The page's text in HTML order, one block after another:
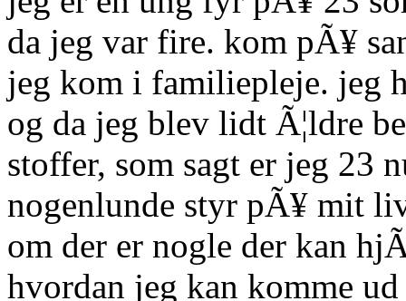
da jeg var fire. kom pÃ¥
jeg kom i familiepleje. jeg
og da jeg blev lidt Ã¦ldre
stoffer, som sagt er jeg 23
nogenlunde styr pÃ¥ mit
om der er nogle der kan
hvordan jeg kan komme